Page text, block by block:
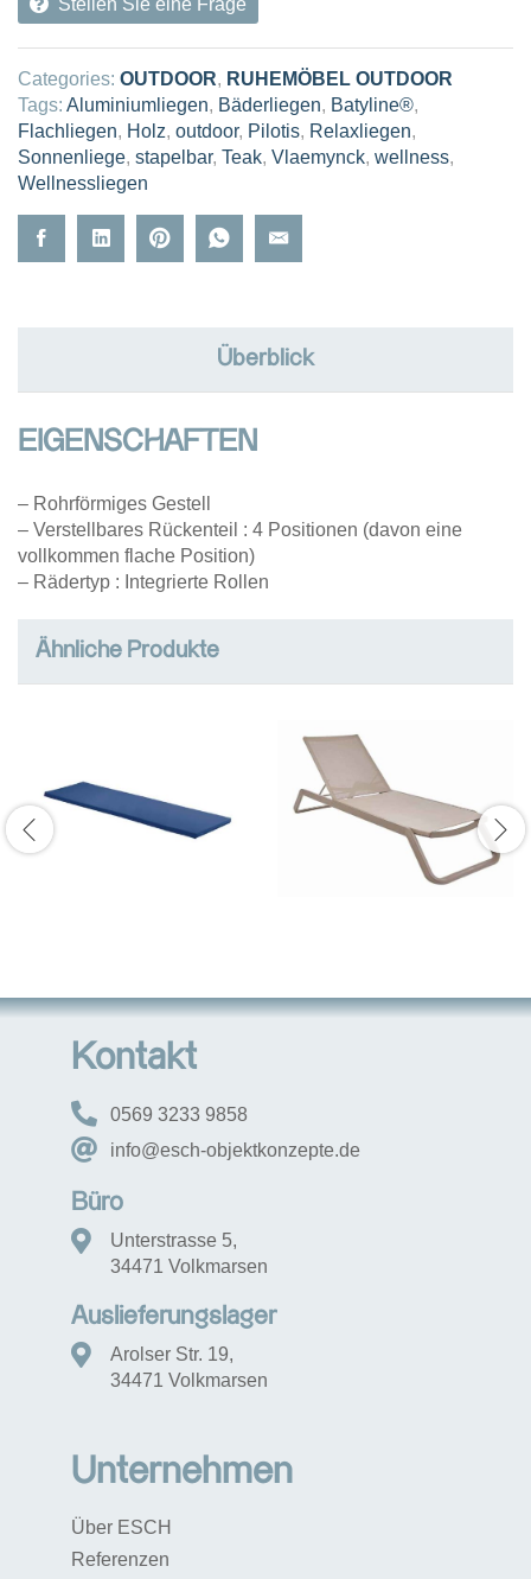
Categories: OUTDOOR, RUHEMÖBEL OUTDOOR
Tags: Aluminiumliegen, Bäderliegen, Batyline®,
Flachliegen, Holz, outdoor, Pilotis, Relaxliegen,
Sonnenliege, stapelbar, Teak, Vlaemynck, wellness,
Wellnessliegen
Überblick
EIGENSCHAFTEN
– Rohrförmiges Gestell
– Verstellbares Rückenteil : 4 Positionen (davon eine
vollkommen flache Position)
– Rädertyp : Integrierte Rollen
Ähnliche Produkte
Kontakt
0569 3233 9858
info@esch-objektkonzepte.de
Büro
Unterstrasse 5,
34471 Volkmarsen
Auslieferungslager
Arolser Str. 19,
34471 Volkmarsen
Unternehmen
Über ESCH
Referenzen